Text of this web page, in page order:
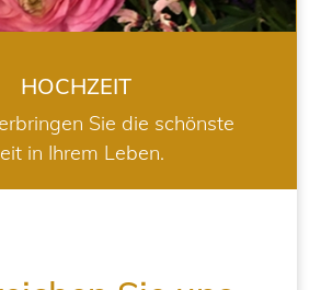
HOCHZEIT
Sie die schönste
in Ihrem Leben.